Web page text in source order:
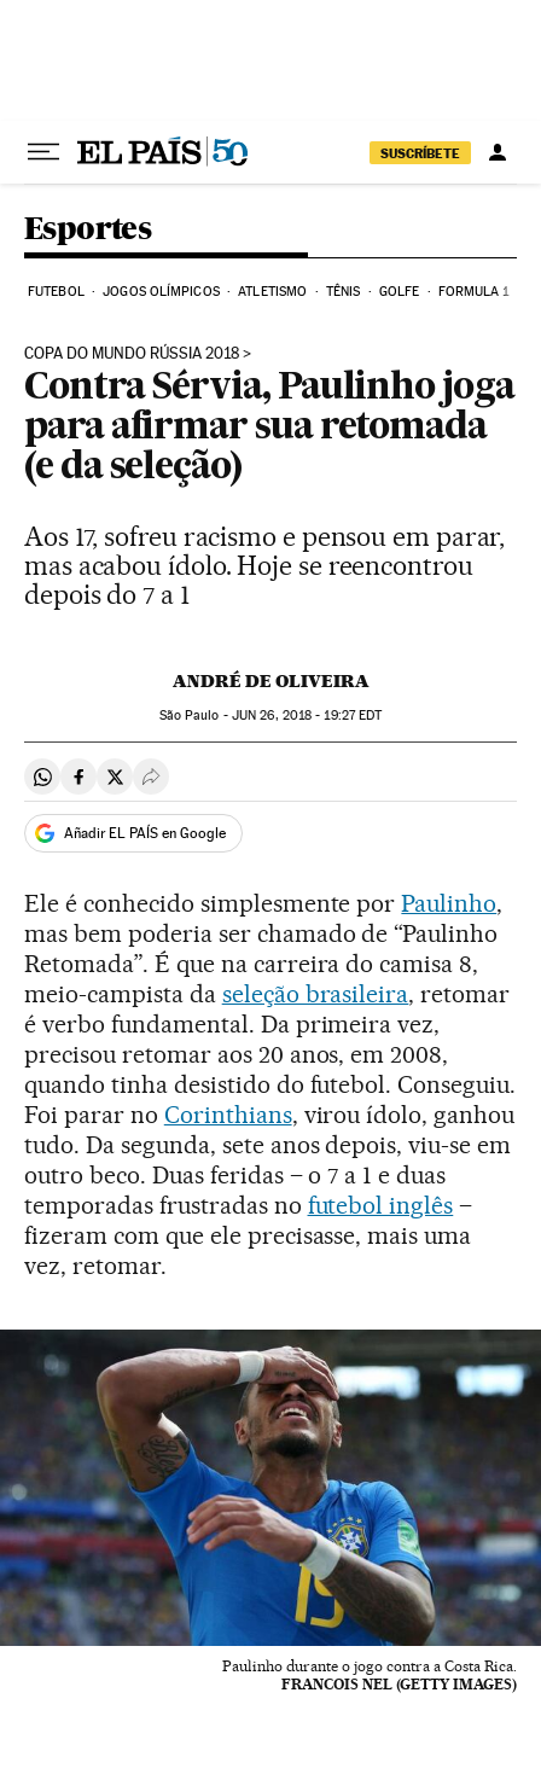
SUSCRÍBETE
Esportes
FUTEBOL JOGOS OLÍMPICOS ATLETISMO TÊNIS GOLFE FORMULA 1
COPA DO MUNDO RÚSSIA 2018
Contra Sérvia, Paulinho joga
para afirmar sua retomada
(e da seleção)
Aos 17, sofreu racismo e pensou em parar,
mas acabou ídolo. Hoje se reencontrou
depois do 7 a 1
ANDRÉ DE OLIVEIRA
São Paulo - JUN 26, 2018 - 19:27EDT
Compartir en Whatsapp
Compartir en Facebook
Compartir en Twitter
Desplegar Redes Sociales
Añadir EL PAÍS en Google
Ele é conhecido simplesmente porPaulinho,
mas bem poderia ser chamado de “Paulinho
Retomada”. É que na carreira do camisa 8,
meio-campista da seleção brasileira, retomar
é verbo fundamental. Da primeira vez,
precisou retomar aos 20 anos, em 2008,
quando tinha desistido do futebol. Conseguiu.
Foi parar no Corinthians, virou ídolo, ganhou
tudo. Da segunda, sete anos depois, viu-se em
outro beco. Duas feridas – o 7 a 1 e duas
temporadas frustradas no futebol inglês –
fizeram com que ele precisasse, mais uma
vez, retomar.
Paulinho durante o jogo contra a Costa Rica.
FRANCOIS NEL (GETTY IMAGES)